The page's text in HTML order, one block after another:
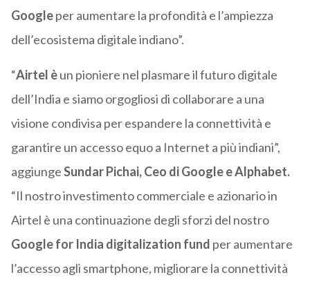
Googleper aumentare la profondità e l’ampiezza
dell’ecosistema digitale indiano”.
“Airtel èun pioniere nel plasmare il futuro digitale
dell’India e siamo orgogliosi di collaborare a una
visione condivisa per espandere la connettività e
garantire un accesso equo a Internet a più indiani”,
aggiungeSundar Pichai, Ceo di Google e Alphabet.
“Il nostro investimento commerciale e azionario in
Airtel è una continuazione degli sforzi del nostro
Google for India digitalization fund per aumentare
l’accesso agli smartphone, migliorare la connettività